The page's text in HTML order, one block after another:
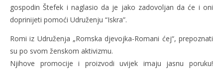
gospodin Štefek i naglasio da je jako zadovoljan da će i oni
doprinijeti pomoći Udruženju “Iskra”.
Romi iz Udruženja „Romska djevojka-Romani ćej“, prepoznati
su po svom ženskom aktivizmu.
Njihove promocije i proizvodi uvijek imaju jasnu poruku!